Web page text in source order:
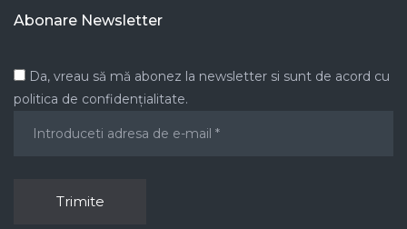
Abonare Newsletter
Da, vreau să mă abonez la newsletter si sunt de acord cu
politica de confidențialitate.